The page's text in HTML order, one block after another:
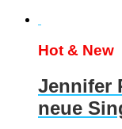
Hot & New
Jennifer
neue